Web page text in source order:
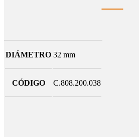
DIÁMETRO 32 mm
CÓDIGO C.808.200.038